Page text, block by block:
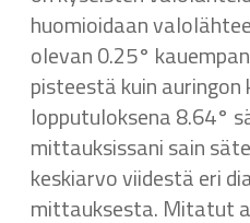
huomioidaan
olevan 0.25°
pisteestä kuin auringon
lopputuloksena 8.64°
mittauksissani sain
keskiarvo viidestä eri
mittauksesta. Mitatut